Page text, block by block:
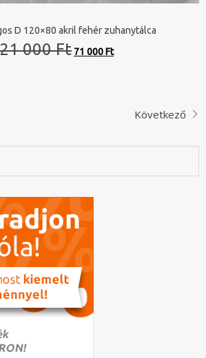
D 120×80 akril fehér zuhanytálca
000 Ftprice
71 000 Ft
price
Következő